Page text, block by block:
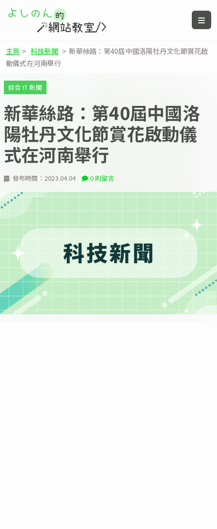
主頁 > 科技新聞 > 新華絲路：第40屆中國洛陽牡丹文化節賞花啟
動儀式在河南舉行
發布時間： 2023.04.04 0 則留言
綜合 IT 新聞
新華絲路：第40屆中國洛
陽牡丹文化節賞花啟動儀
式在河南舉行